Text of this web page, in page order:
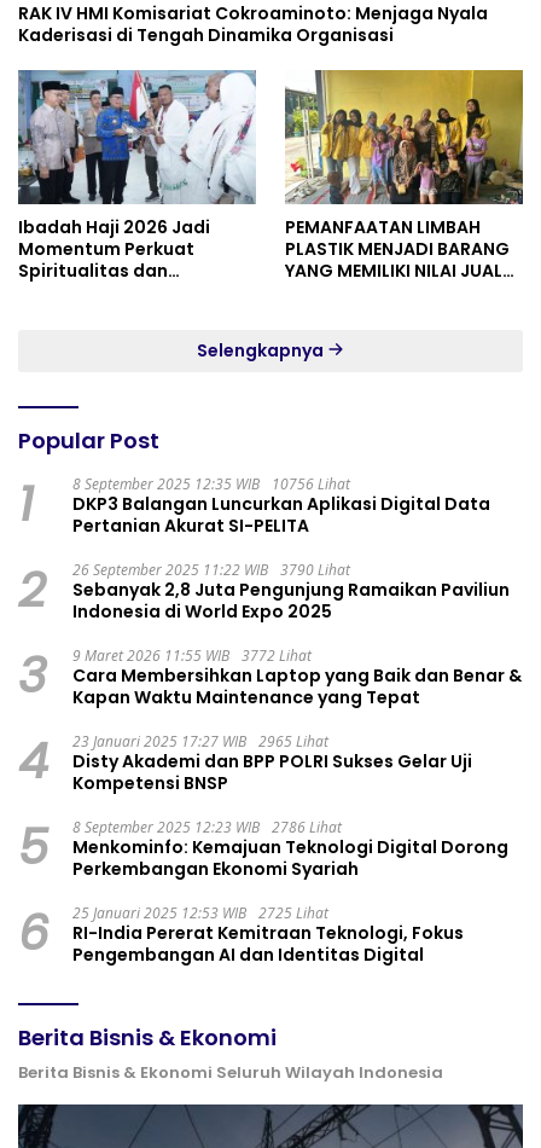
RAK IV HMI Komisariat Cokroaminoto: Menjaga Nyala
Kaderisasi di Tengah Dinamika Organisasi
Ibadah Haji 2026 Jadi
Momentum Perkuat
Spiritualitas dan
PEMANFAATAN LIMBAH
PLASTIK MENJADI BARANG
YANG MEMILIKI NILAI JUAL
Selengkapnya
Popular Post
1 8 September 2025 12:35 WIB 10756 Lihat
DKP3 Balangan Luncurkan Aplikasi Digital Data
Pertanian Akurat SI-PELITA
2 26 September 2025 11:22 WIB 3790 Lihat
Sebanyak 2,8 Juta Pengunjung Ramaikan Paviliun
Indonesia di World Expo 2025
3 9 Maret 2026 11:55 WIB 3772 Lihat
Cara Membersihkan Laptop yang Baik dan Benar &
Kapan Waktu Maintenance yang Tepat
4 23 Januari 2025 17:27 WIB 2965 Lihat
Disty Akademi dan BPP POLRI Sukses Gelar Uji
Kompetensi BNSP
5 8 September 2025 12:23 WIB 2786 Lihat
Menkominfo: Kemajuan Teknologi Digital Dorong
Perkembangan Ekonomi Syariah
6 25 Januari 2025 12:53 WIB 2725 Lihat
RI-India Pererat Kemitraan Teknologi, Fokus
Pengembangan AI dan Identitas Digital
Berita Bisnis & Ekonomi
Berita Bisnis & Ekonomi Seluruh Wilayah Indonesia